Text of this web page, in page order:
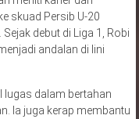
skuad Persib U-20
debut di Liga 1, Robi
andalan di lini
lugas dalam bertahan
Ia juga kerap membantu